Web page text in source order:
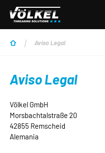
Saltar al contenido principal
Aviso Legal
Aviso Legal
Völkel GmbH
Morsbachtalstraße 20
42855 Remscheid
Alemania